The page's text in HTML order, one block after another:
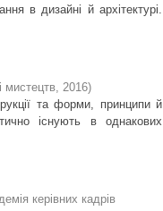
в дизайні й архітектурі.
мистецтв, 2016)
та форми, принципи й
існують в однакових
керівних кадрів